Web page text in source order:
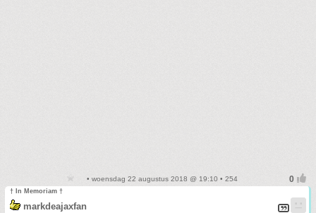
• woensdag 22 augustus 2018 @ 19:10 • 254
† In Memoriam †
markdeajaxfan